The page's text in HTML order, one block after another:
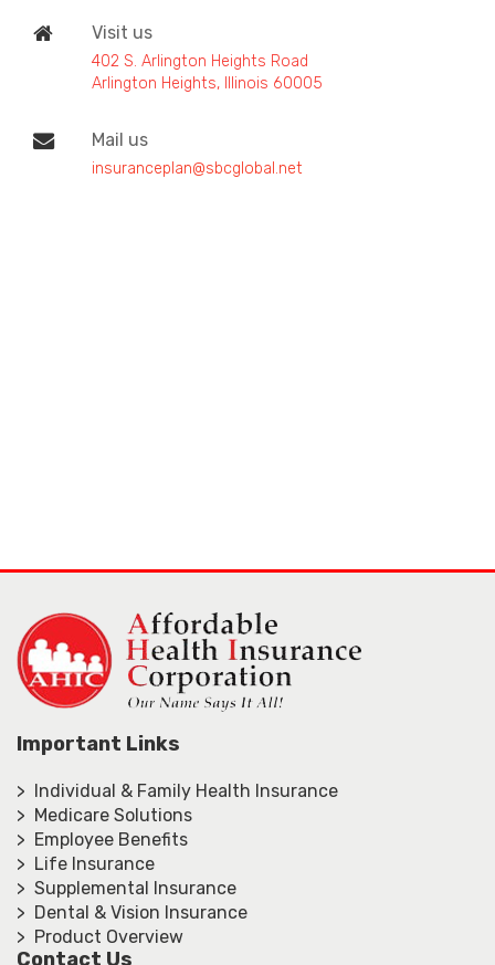
Visit us
402 S. Arlington Heights Road
Arlington Heights, Illinois 60005
Mail us
insuranceplan@sbcglobal.net
Important Links
> Individual & Family Health Insurance
> Medicare Solutions
> Employee Benefits
> Life Insurance
> Supplemental Insurance
> Dental & Vision Insurance
> Product Overview
Contact Us